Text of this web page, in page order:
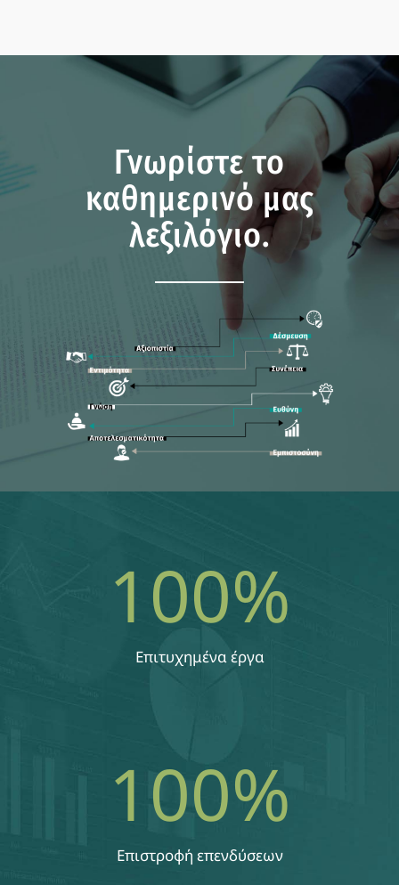
Γνωρίστε το
καθημερινό μας
λεξιλόγιο.
100%
Επιτυχημένα έργα
100%
Επιστροφή επενδύσεων